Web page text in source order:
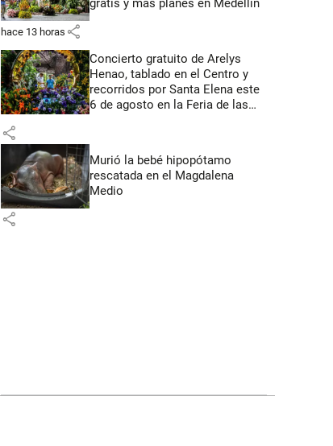
gratis y más planes en Medellín
hace 13 horas share
Concierto gratuito de Arelys
Henao, tablado en el Centro y
recorridos por Santa Elena este
6 de agosto en la Feria de las
share
Murió la bebé hipopótamo
rescatada en el Magdalena
Medio
share